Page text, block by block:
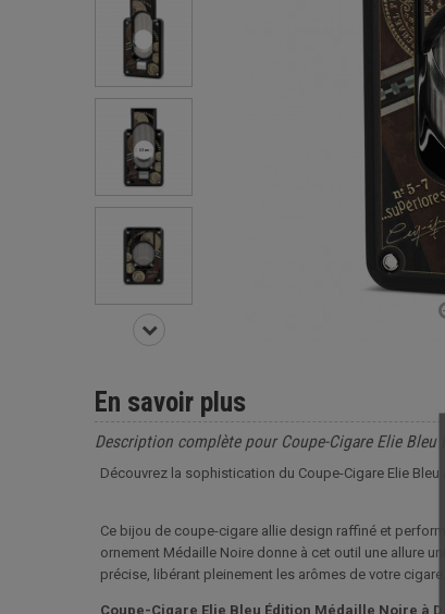
En savoir plus
Description complète pour Coupe-Cigare Elie
Découvrez la sophistication du Coupe-Cigare Elie
Ce bijou de coupe-cigare allie design raffiné et
ornement Médaille Noire donne à cet outil une allure
précise, libérant pleinement les arômes de votre cigare.
Coupe-Cigare Elie Bleu Édition Médaille Noire à